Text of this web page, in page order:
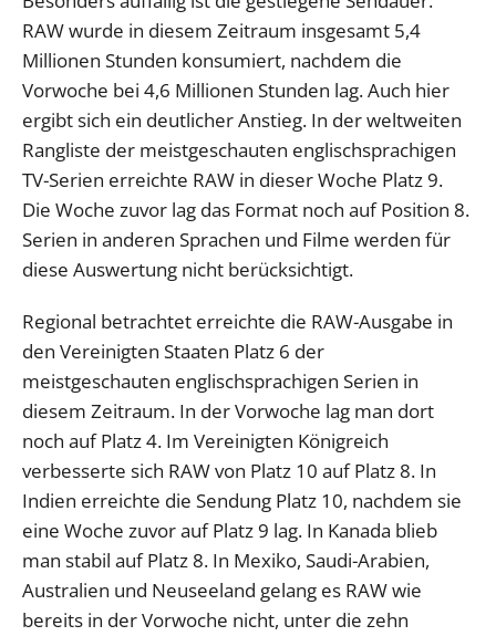
RAW wurde in diesem Zeitraum insgesamt 5,4
Millionen Stunden konsumiert, nachdem die
Vorwoche bei 4,6 Millionen Stunden lag. Auch hier
ergibt sich ein deutlicher Anstieg. In der weltweiten
Rangliste der meistgeschauten englischsprachigen
TV-Serien erreichte RAW in dieser Woche Platz 9.
Die Woche zuvor lag das Format noch auf Position 8.
Serien in anderen Sprachen und Filme werden für
diese Auswertung nicht berücksichtigt.
Regional betrachtet erreichte die RAW-Ausgabe in
den Vereinigten Staaten Platz 6 der
meistgeschauten englischsprachigen Serien in
diesem Zeitraum. In der Vorwoche lag man dort
noch auf Platz 4. Im Vereinigten Königreich
verbesserte sich RAW von Platz 10 auf Platz 8. In
Indien erreichte die Sendung Platz 10, nachdem sie
eine Woche zuvor auf Platz 9 lag. In Kanada blieb
man stabil auf Platz 8. In Mexiko, Saudi-Arabien,
Australien und Neuseeland gelang es RAW wie
bereits in der Vorwoche nicht, unter die zehn